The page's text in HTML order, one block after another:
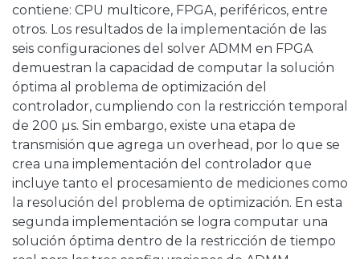
contiene: CPU multicore, FPGA, periféricos, entre
otros. Los resultados de la implementación de las
seis configuraciones del solver ADMM en FPGA
demuestran la capacidad de computar la solución
óptima al problema de optimización del
controlador, cumpliendo con la restricción temporal
de 200 µs. Sin embargo, existe una etapa de
transmisión que agrega un overhead, por lo que se
crea una implementación del controlador que
incluye tanto el procesamiento de mediciones como
la resolución del problema de optimización. En esta
segunda implementación se logra computar una
solución óptima dentro de la restricción de tiempo